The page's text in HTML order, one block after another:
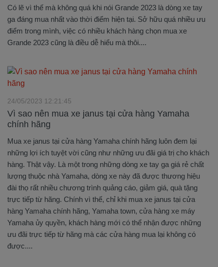
Có lẽ vì thế mà không quá khi nói Grande 2023 là dòng xe tay
ga đáng mua nhất vào thời điểm hiện tại. Sở hữu quá nhiều ưu
điểm trong mình, việc có nhiều khách hàng chọn mua xe
Grande 2023 cũng là điều dễ hiểu mà thôi....
Vì sao nên mua xe janus tại cửa hàng Yamaha
chính hãng
24/05/2023 12:21:45
Mua xe janus tại cửa hàng Yamaha chính hãng luôn đem lại
những lợi ích tuyệt vời cũng như những ưu đãi giá trị cho khách
hàng. Thật vậy. Là một trong những dòng xe tay ga giá rẻ chất
lượng thuộc nhà Yamaha, dòng xe này đã được thương hiệu
đài thọ rất nhiều chương trình quảng cáo, giảm giá, quà tặng
trực tiếp từ hãng. Chính vì thế, chỉ khi mua xe janus tại cửa
hàng Yamaha chính hãng, Yamaha town, cửa hàng xe máy
Yamaha ủy quyền, khách hàng mới có thể nhận được những
ưu đãi trực tiếp từ hãng mà các cửa hàng mua lại không có
được....